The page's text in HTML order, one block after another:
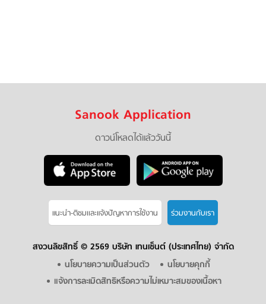
Sanook Application
ดาวน์โหลดได้แล้ววันนี้
แนะนำ-ติชมเเละแจ้งปัญหาการใช้งาน ร่วมงานกับเรา
สงวนลิขสิทธิ์ © 2569 บริษัท เทนเซ็นต์ (ประเทศไทย) จำกัด
นโยบายความเป็นส่วนตัว
นโยบายคุกกี้
แจ้งการละเมิดสิทธิหรือความไม่เหมาะสมของเนื้อหา